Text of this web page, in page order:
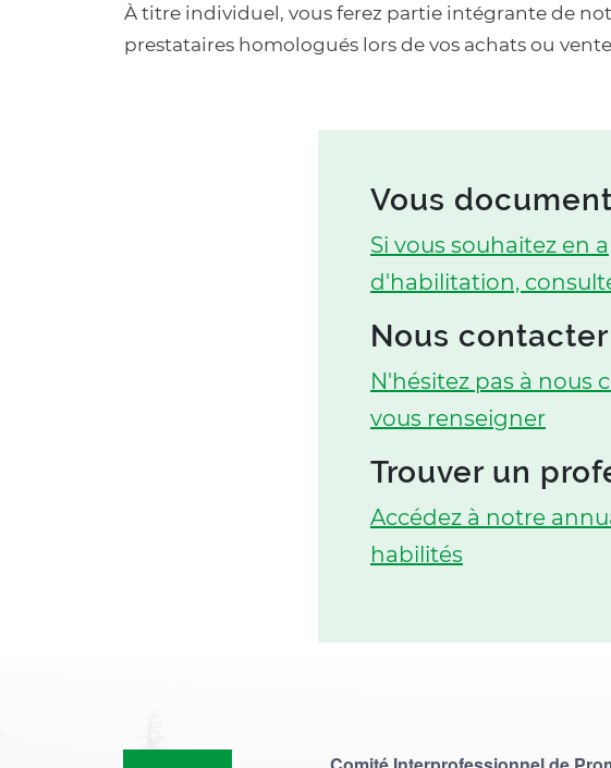
À titre individuel, vous ferez partie intégrante de
prestataires homologués lors de vos achats ou
Texte
Vous
Si vous souhaitez en
d'habilitation,
Nous contacter
N'hésitez pas à nous
vous renseigner
Trouver un
Accédez à notre
habilités